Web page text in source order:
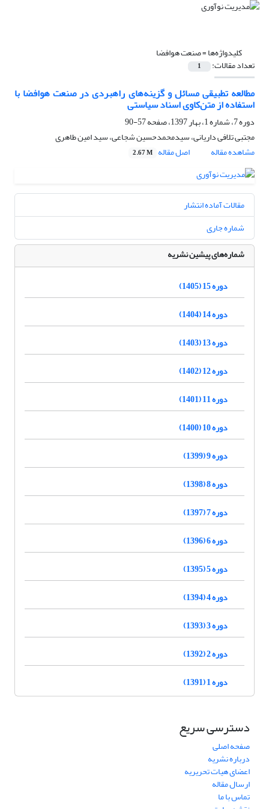
کلیدواژه‌ها =صنعت هوافضا
تعداد مقالات: 1
مطالعه تطبیقی مسائل و گزینه‌های راهبردی در صنعت هوافضا‌ با
استفاده از متن‌کاوی اسناد سیاستی
دوره 7، شماره 1، بهار 1397، صفحه
57-90
مجتبی تلافی داریانی، سیدمحمدحسین شجاعی، سید امین طاهری
مشاهده مقاله
اصل مقاله 2.67 M
مقالات آماده انتشار
شماره جاری
شماره‌های پیشین نشریه
دوره 15 (1405)
دوره 14 (1404)
دوره 13 (1403)
دوره 12 (1402)
دوره 11 (1401)
دوره 10 (1400)
دوره 9 (1399)
دوره 8 (1398)
دوره 7 (1397)
دوره 6 (1396)
دوره 5 (1395)
دوره 4 (1394)
دوره 3 (1393)
دوره 2 (1392)
دوره 1 (1391)
دسترسی سریع
صفحه اصلی
درباره نشریه
اعضای هیات تحریریه
ارسال مقاله
تماس با ما